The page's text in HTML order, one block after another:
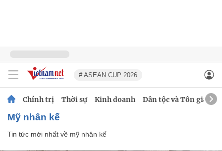
# ASEAN CUP 2026
Chính trị Thời sự Kinh doanh Dân tộc và Tôn giáo
mỹ nhân kế
Tin tức mới nhất về mỹ nhân kế